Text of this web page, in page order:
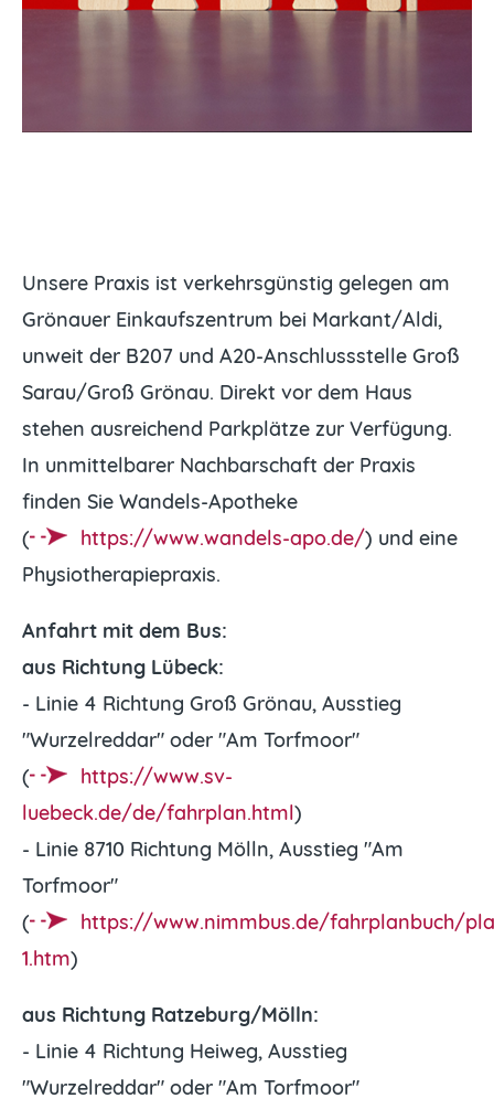
Unsere Praxis ist verkehrsgünstig gelegen am
Grönauer Einkaufszentrum bei Markant/Aldi,
unweit der B207 und A20-Anschlussstelle Groß
Sarau/Groß Grönau. Direkt vor dem Haus
stehen ausreichend Parkplätze zur Verfügung.
In unmittelbarer Nachbarschaft der Praxis
finden Sie Wandels-Apotheke
(
https://www.wandels-apo.de/) und eine
Physiotherapiepraxis.
Anfahrt mit dem Bus:
aus Richtung Lübeck:
- Linie 4 Richtung Groß Grönau, Ausstieg
"Wurzelreddar" oder "Am Torfmoor"
(
https://www.sv-
luebeck.de/de/fahrplan.html)
- Linie 8710 Richtung Mölln, Ausstieg "Am
Torfmoor"
(
https://www.nimmbus.de/fahrplanbuch/
1.htm)
aus Richtung Ratzeburg/Mölln:
- Linie 4 Richtung Heiweg, Ausstieg
"Wurzelreddar" oder "Am Torfmoor"